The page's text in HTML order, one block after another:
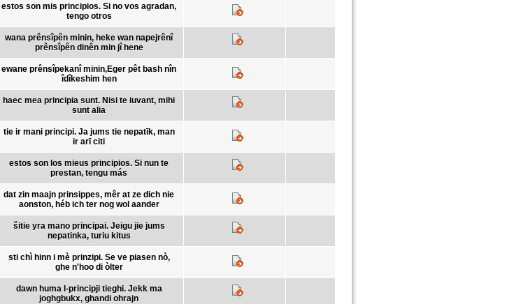
estos son mis principios. Si no vos agradan,
tengo otros
wana prênsîpên minin, heke wan napejrênî
prênsîpên dinên min jî hene
ewane prênsîpekanî minin,Eger pêt bash nîn
îdîkeshim hen
haec mea principia sunt. Nisi te iuvant, mihi
sunt alia
tie ir mani principi. Ja jums tie nepatīk, man
ir arī citi
estos son los mieus principios. Si nun te
prestan, tengu más
dat zin maajn prinsippes, mêr at ze dich nie
aonston, héb ich ter nog wol aander
šitie yra mano principai. Jeigu jie jums
nepatinka, turiu kitus
sti chì hinn i mè prinzipi. Se ve piasen nò,
ghe n'hoo di òlter
dawn huma l-principji tieghi. Jekk ma
joghgbukx, ghandi ohrajn